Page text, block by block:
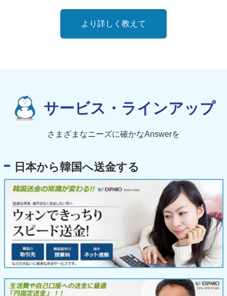
より詳しく教えて
サービス・ラインアップ
さまざまなニーズに確かなAnswerを
日本から韓国へ送金する